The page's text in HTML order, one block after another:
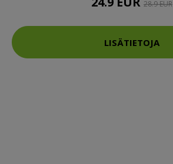
28.9 EUR
LISÄTIETOJA